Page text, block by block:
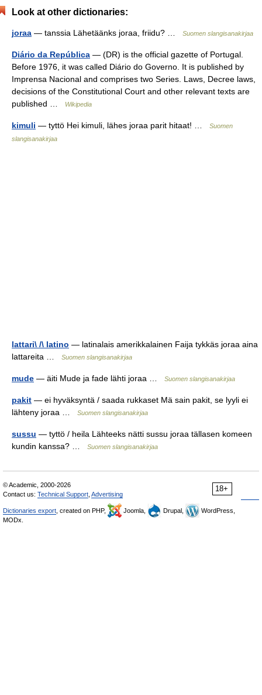
Look at other dictionaries:
joraa — tanssia Lähetäänks joraa, friidu? … Suomen slangisanakirjaa
Diário da República — (DR) is the official gazette of Portugal.
Before 1976, it was called Diário do Governo. It is published by
Imprensa Nacional and comprises two Series. Laws, Decree laws,
decisions of the Constitutional Court and other relevant texts are
published …
Wikipedia
kimuli — tyttö Hei kimuli, lähes joraa parit hitaat! …
Suomen
slangisanakirjaa
lattari\ /\ latino — latinalais amerikkalainen Faija tykkäs joraa aina
lattareita …
Suomen slangisanakirjaa
mude — äiti Mude ja fade lähti joraa … Suomen slangisanakirjaa
pakit — ei hyväksyntä / saada rukkaset Mä sain pakit, se lyyli ei
lähteny joraa …
Suomen slangisanakirjaa
sussu — tyttö / heila Lähteeks nätti sussu joraa tällasen komeen
kundin kanssa? …
Suomen slangisanakirjaa
18+
© Academic, 2000-2026
Contact us: Technical Support Advertising
Dictionaries export , created on PHP, Joomla, Drupal,
WordPress,
MODx.